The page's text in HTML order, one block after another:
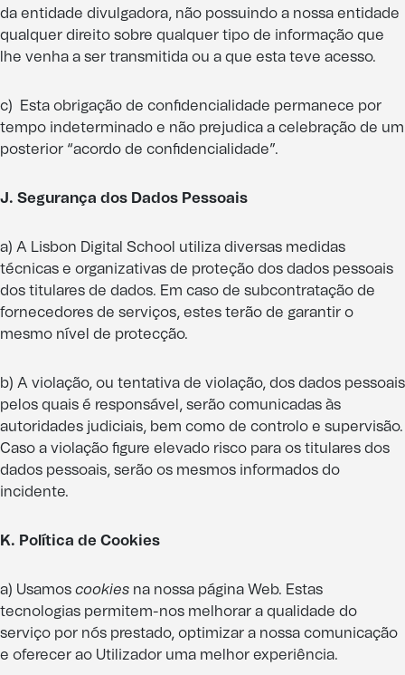
da entidade divulgadora, não possuindo a nossa entidade
qualquer direito sobre qualquer tipo de informação que
lhe venha a ser transmitida ou a que esta teve acesso.
c) Esta obrigação de confidencialidade permanece por
tempo indeterminado e não prejudica a celebração de um
posterior “acordo de confidencialidade”.
J. Segurança dos Dados Pessoais
a) A Lisbon Digital School utiliza diversas medidas
técnicas e organizativas de proteção dos dados pessoais
dos titulares de dados. Em caso de subcontratação de
fornecedores de serviços, estes terão de garantir o
mesmo nível de protecção.
b) A violação, ou tentativa de violação, dos dados pessoais
pelos quais é responsável, serão comunicadas às
autoridades judiciais, bem como de controlo e supervisão.
Caso a violação figure elevado risco para os titulares dos
dados pessoais, serão os mesmos informados do
incidente.
K. Política de Cookies
a) Usamos cookies na nossa página Web. Estas
tecnologias permitem-nos melhorar a qualidade do
serviço por nós prestado, optimizar a nossa comunicação
e oferecer ao Utilizador uma melhor experiência.